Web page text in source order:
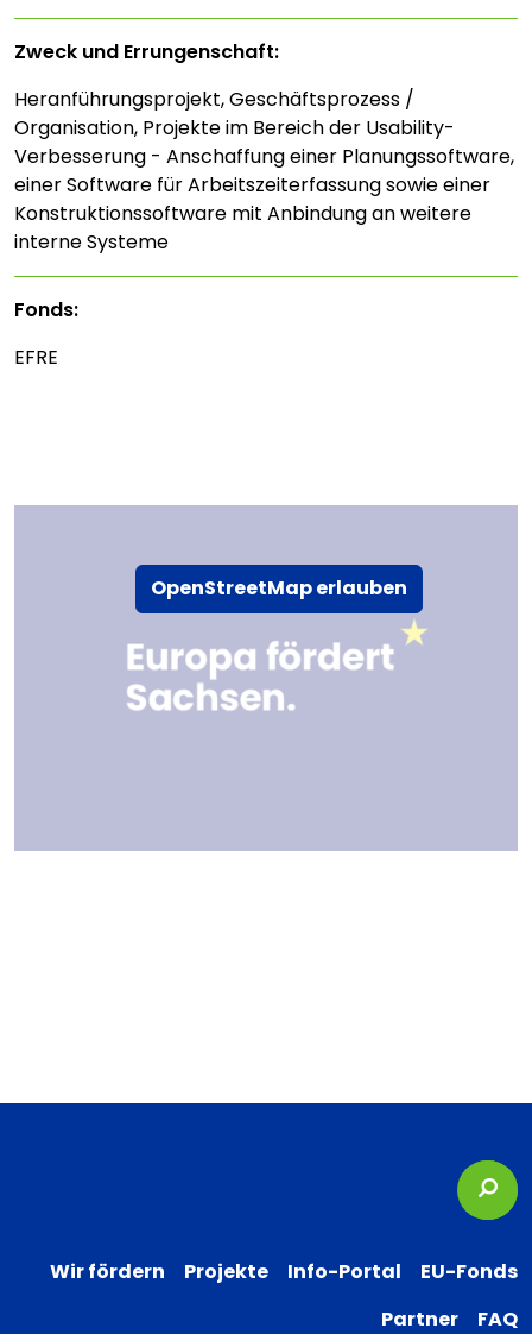
OpenStreetMap erlauben
Zweck und Errungenschaft:
Heranführungsprojekt, Geschäftsprozess /
Organisation, Projekte im Bereich der Usability-
Verbesserung - Anschaffung einer Planungssoftware,
einer Software für Arbeitszeiterfassung sowie einer
Konstruktionssoftware mit Anbindung an weitere
interne Systeme
Fonds:
EFRE
Wir fördern Projekte Info-Portal
EU-Fonds
Partner
FAQ